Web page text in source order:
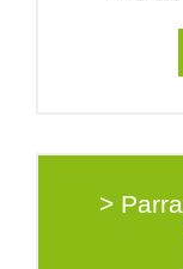
>